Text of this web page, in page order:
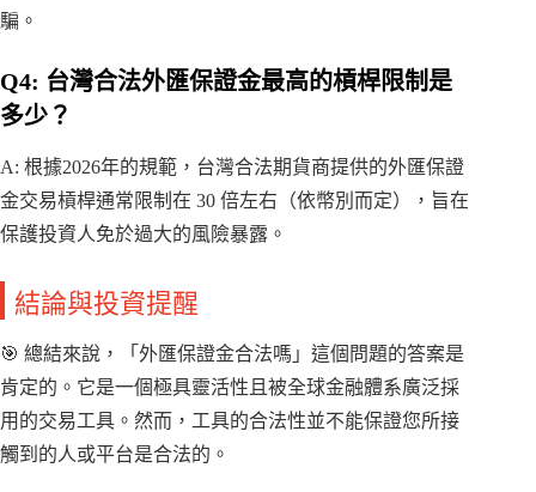
騙。
Q4: 台灣合法外匯保證金最高的槓桿限制是
多少？
A: 根據2026年的規範，台灣合法期貨商提供的外匯保證
金交易槓桿通常限制在 30 倍左右（依幣別而定），旨在
保護投資人免於過大的風險暴露。
結論與投資提醒
🎯 總結來說，「外匯保證金合法嗎」這個問題的答案是
肯定的。它是一個極具靈活性且被全球金融體系廣泛採
用的交易工具。然而，工具的合法性並不能保證您所接
觸到的人或平台是合法的。